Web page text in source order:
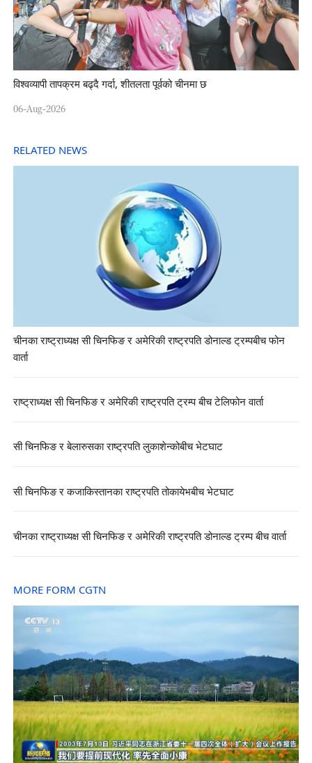
विश्वव्यापी तापक्रम बढ्दै गर्दा, शीतलता पूर्वको चीनमा छ
06-Aug-2026
RELATED NEWS
चीनका राष्ट्राध्यक्ष सी चिनफिङ र अमेरिकी राष्ट्रपति डोनाल्ड ट्रम्पबीच फोन
वार्ता
राष्ट्राध्यक्ष सी चिनफिङ र अमेरिकी राष्ट्रपति ट्रम्प बीच टेलिफोन वार्ता
सी चिनफिङ र बेलारुसका राष्ट्रपति लुकाशेन्कोबीच भेटघाट
सी चिनफिङ र कजाकिस्तानका राष्ट्रपति तोकायेभबीच भेटघाट
चीनका राष्ट्राध्यक्ष सी चिनफिङ र अमेरिकी राष्ट्रपति डोनाल्ड ट्रम्प बीच वार्ता
MORE FORM CGTN